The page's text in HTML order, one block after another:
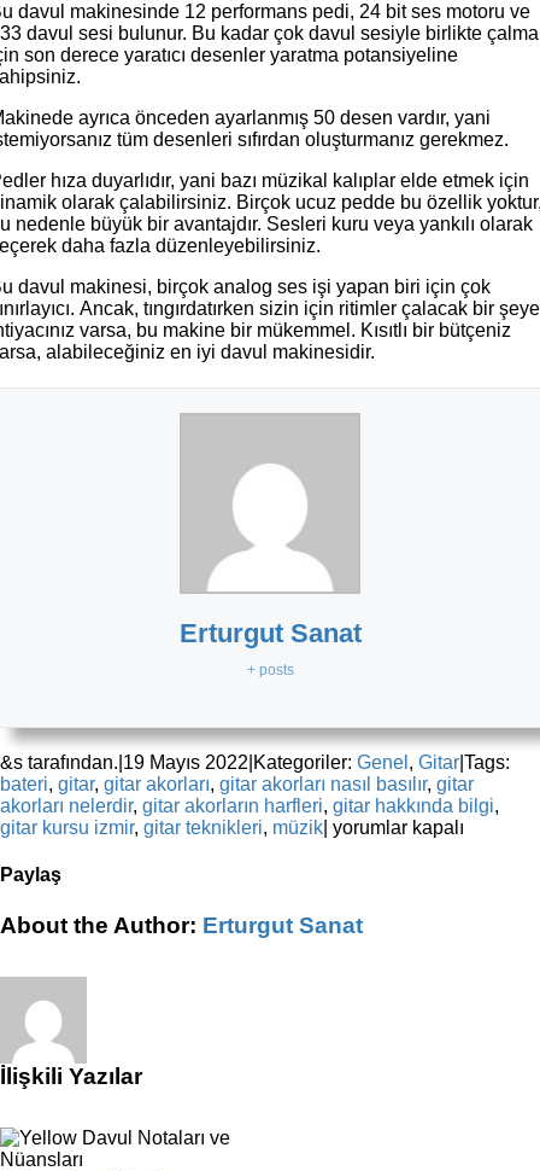
davul makinesinde 12 performans pedi, 24 bit ses motoru ve
davul sesi bulunur. Bu kadar çok davul sesiyle birlikte
son derece yaratıcı desenler yaratma potansiyeline
ayrıca önceden ayarlanmış 50 desen vardır, yani
tüm desenleri sıfırdan oluşturmanız gerekmez.
hıza duyarlıdır, yani bazı müzikal kalıplar elde etmek için
olarak çalabilirsiniz. Birçok ucuz pedde bu özellik
nedenle büyük bir avantajdır. Sesleri kuru veya yankılı olarak
daha fazla düzenleyebilirsiniz.
davul makinesi, birçok analog ses işi yapan biri için çok
Ancak, tıngırdatırken sizin için ritimler çalacak bir şeye
varsa, bu makine bir mükemmel. Kısıtlı bir bütçeniz
alabileceğiniz en iyi davul makinesidir.
Erturgut Sanat
+ posts
&s tarafından. 19 Mayıs 2022 Kategoriler: Genel , Gitar Tags:
bateri, gitar, gitar akorları, gitar akorları nasıl basılır, gitar
akorları nelerdir, gitar akorların harfleri, gitar hakkında bilgi,
gitar kursu izmir, gitar teknikleri, müzik Gitaristler
için
yorumlar kapalı
Paylaş
Facebook
X
Reddit
LinkedIn
WhatsApp
Tumblr
Pinterest
Vk
E-
About the Author: Erturgut Sanat
İlişkili Yazılar